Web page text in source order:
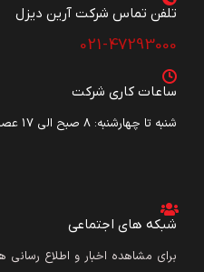
تلفن تماس شرکت آرین دیزل​
021-47293000
ساعات کاری شرکت
شنبه تا چهارشنبه: ۸ صبح الی 17 عصر
شبکه های اجتماعی
برای مشاهده اخبار و اطلاع